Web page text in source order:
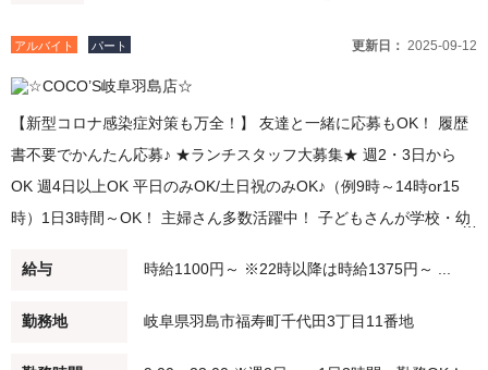
アルバイト パート 更新日： 2025-09-12
【新型コロナ感染症対策も万全！】 友達と一緒に応募もOK！ 履歴
書不要でかんたん応募♪ ★ランチスタッフ大募集★ 週2・3日から
OK 週4日以上OK 平日のみOK/土日祝のみOK♪（例9時～14時or15
時）1日3時間～OK！ 主婦さん多数活躍中！ 子どもさんが学校・幼
勤務も可能です！ ★ディナースタッフ大募集★ 夕方（例：18時～
21時）/深夜バイト（例：21時～閉店）勤務できる方歓迎！ 22時以
給与 時給1100円～ ※22時以降は時給1375円～ ...
勤務地 岐阜県羽島市福寿町千代田3丁目11番地